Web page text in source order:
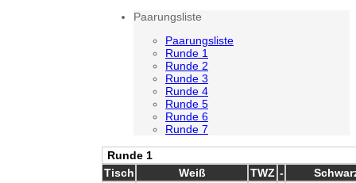
Paarungsliste
Paarungsliste
Runde 1
Runde 2
Runde 3
Runde 4
Runde 5
Runde 6
Runde 7
Runde 1
Tisch
Weiß TWZ -